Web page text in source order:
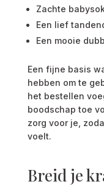
Zachte
Een lief
Een mooie
Een fijne basis
hebben om te
het bestellen
boodschap toe
zorg voor je,
voelt.
Breid je